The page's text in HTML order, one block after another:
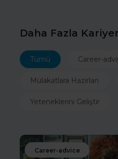
Daha Fazla
Tümü Career-
Mülakatlara Hazırlan
Yeteneklerini Geliştir
Career-advice